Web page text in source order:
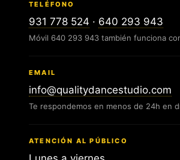
TELÉFONO
931 778 524 · 640 293 943
Móvil 640 293 943 también funciona
EMAIL
info@qualitydancestudio.com
Te respondemos en menos de 24h en
ATENCIÓN AL PÚBLICO